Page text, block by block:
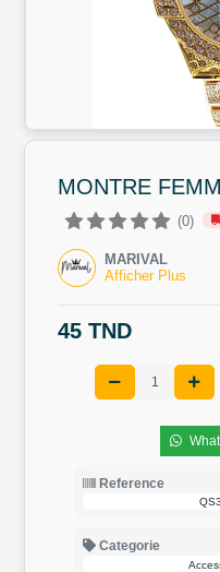
MONTRE
(0)
MARIVAL
Afficher Plus
45 TND
Reference
Categorie